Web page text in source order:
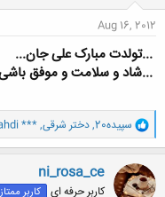
Aug 16, 2012
...تولدت مبارک علی جان...
...شاد و سلامت و موفق
و
ا
ک
ن
ش
ه
سپیده20 ,دختر شرقی,
***
ni_rosa_ce
کاربر حرفه ای کاربر ممتاز